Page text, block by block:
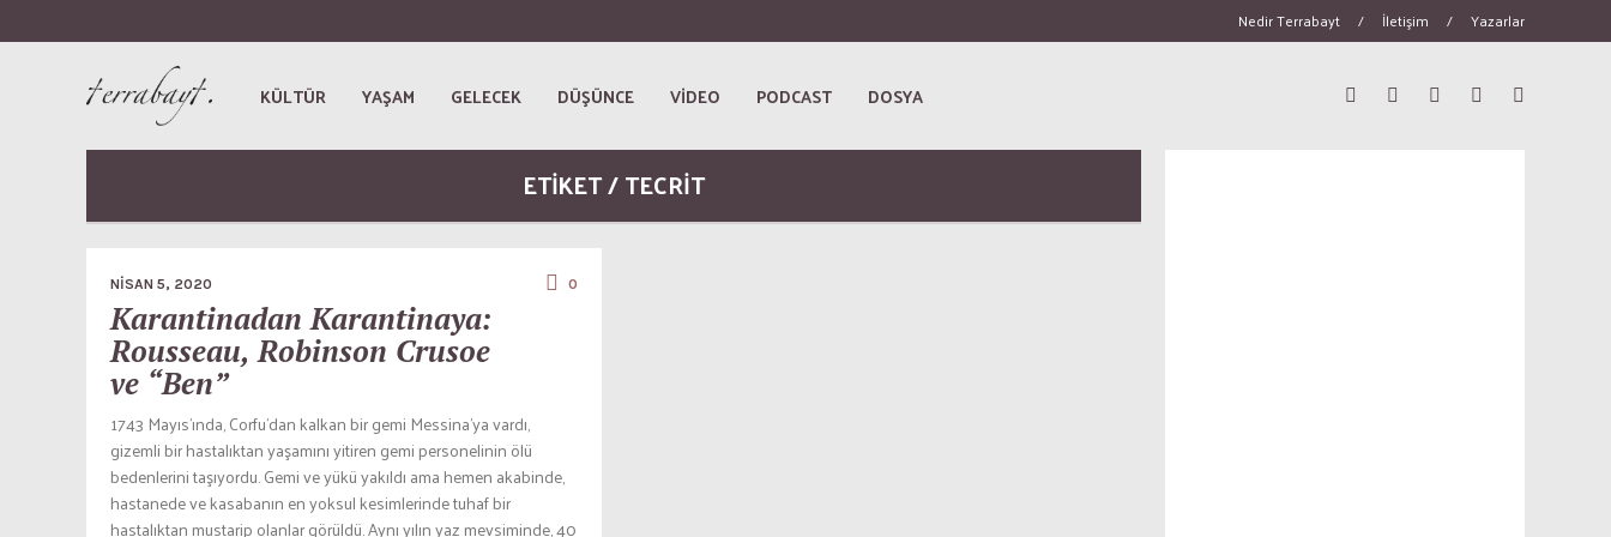
Nedir Terrabayt / İletişim / Yazarlar
KÜLTÜR YAŞAM GELECEK DÜŞÜNCE VİDEO PODCAST DOSYA
ETİKET / TECRIT
NISAN 5, 2020 0
Karantinadan Karantinaya:
Rousseau, Robinson Crusoe
ve “Ben”
1743 Mayıs’ında, Corfu’dan kalkan bir gemi Messina’ya vardı,
gizemli bir hastalıktan yaşamını yitiren gemi personelinin ölü
bedenlerini taşıyordu. Gemi ve yükü yakıldı ama hemen akabinde,
hastanede ve kasabanın en yoksul kesimlerinde tuhaf bir
hastalıktan mustarip olanlar görüldü. Aynı yılın yaz mevsiminde, 40